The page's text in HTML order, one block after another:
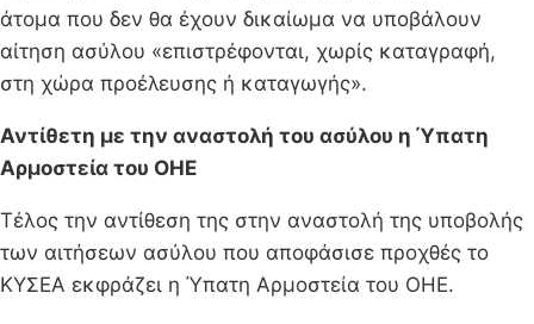
άτομα που δεν θα έχουν δικαίωμα να υποβάλουν
αίτηση ασύλου «επιστρέφονται, χωρίς καταγραφή,
στη χώρα προέλευσης ή καταγωγής».
Αντίθετη με την αναστολή του ασύλου η Ύπατη
Αρμοστεία του ΟΗΕ
Τέλος την αντίθεση της στην αναστολή της υποβολής
των αιτήσεων ασύλου που αποφάσισε προχθές το
ΚΥΣΕΑ εκφράζει η Ύπατη Αρμοστεία του ΟΗΕ.